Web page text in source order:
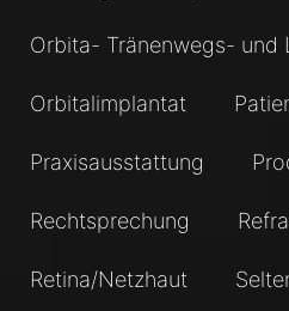
Orbita- Tränenwegs- und
Orbitalimplantat
Praxisausstattung
Rechtsprechung
Retina/Netzhaut